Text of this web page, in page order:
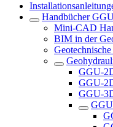
Handbücher
Mini-CAD
BIM in der
GGU-
GGU-
GGU-